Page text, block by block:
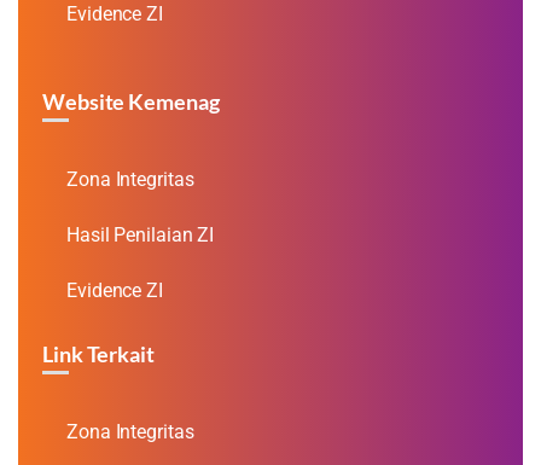
Evidence ZI
Website Kemenag
Zona Integritas
Hasil Penilaian ZI
Evidence ZI
Link Terkait
Zona Integritas